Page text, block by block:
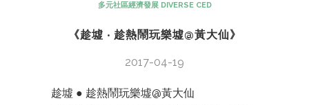
多元社區經濟發展 DIVERSE CED
《趁墟 ‧ 趁熱鬧玩樂墟@黃大仙》
2017-04-19
趁墟 ● 趁熱鬧玩樂墟@黃大仙